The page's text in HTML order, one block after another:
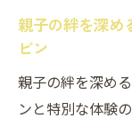
親子の絆を深め
ビン
親子の絆を深め
ンと特別な体験